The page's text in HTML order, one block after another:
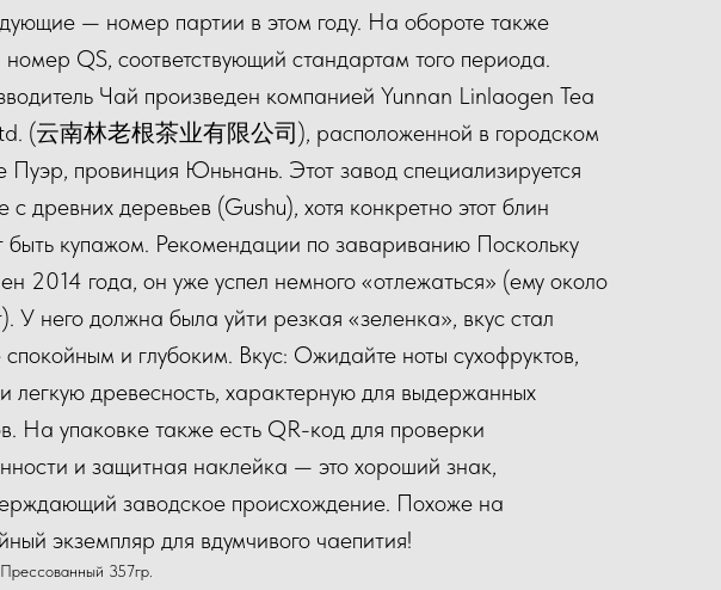
— номер партии в этом году. На обороте также
номер QS, соответствующий стандартам того периода.
Чай произведен компанией Yunnan Linlaogen Tea
(云南林老根茶业有限公司), расположенной в городском
Пуэр, провинция Юньнань. Этот завод специализируется
с древних деревьев (Gushu), хотя конкретно этот блин
быть купажом. Рекомендации по завариванию Поскольку
2014 года, он уже успел немного «отлежаться» (ему около
У него должна была уйти резкая «зеленка», вкус стал
спокойным и глубоким. Вкус: Ожидайте ноты сухофруктов,
легкую древесность, характерную для выдержанных
На упаковке также есть QR-код для проверки
и защитная наклейка — это хороший знак,
заводское происхождение. Похоже на
экземпляр для вдумчивого чаепития!
357гр.